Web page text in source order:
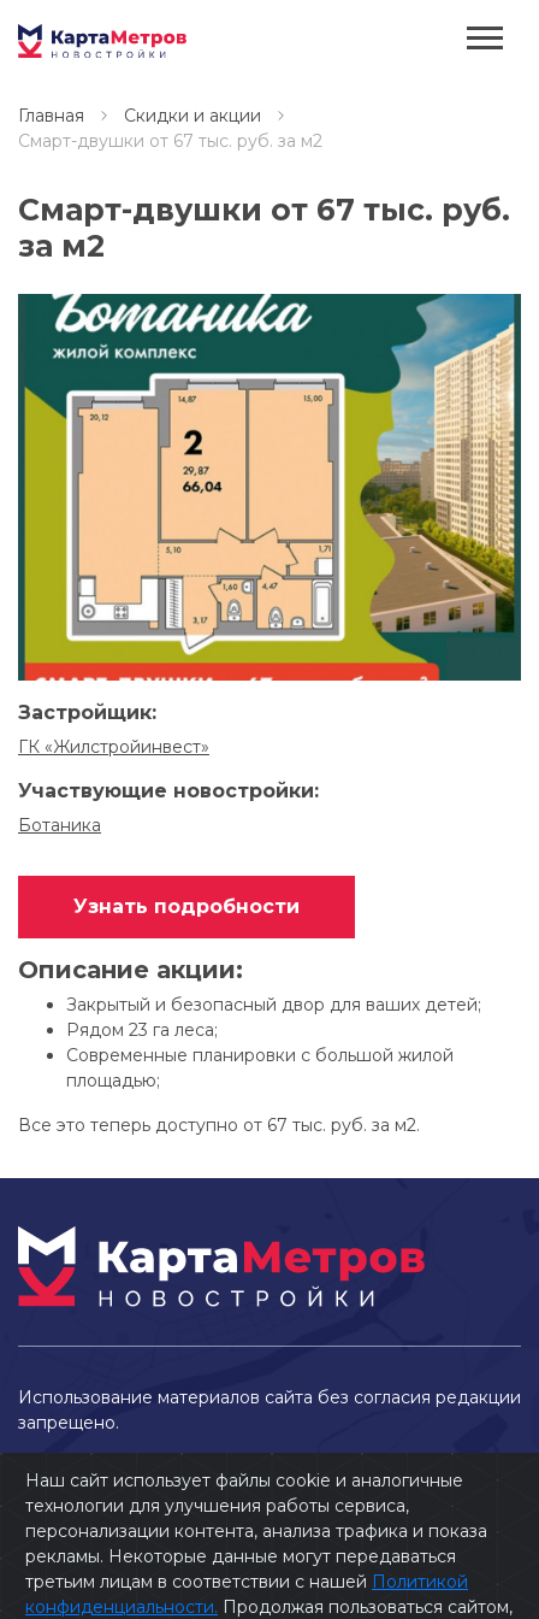
Главная
Скидки и акции
Смарт-двушки от 67 тыс. руб. за м2
Смарт-двушки от 67 тыс. руб.
за м2
Застройщик:
ГК «Жилстройинвест»
Участвующие новостройки:
Ботаника
Узнать подробности
Описание акции:
Закрытый и безопасный двор для ваших детей;
Рядом 23 га леса;
Современные планировки с большой жилой
площадью;
Все это теперь доступно от 67 тыс. руб. за м2.
Использование материалов сайта без согласия редакции
запрещено.
Наш сайт использует файлы cookie и аналогичные
технологии для улучшения работы сервиса,
персонализации контента, анализа трафика и показа
рекламы. Некоторые данные могут передаваться
третьим лицам в соответствии с нашей Политикой
конфиденциальности. Продолжая пользоваться сайтом,